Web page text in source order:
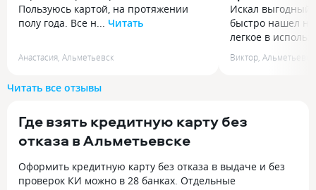
Пользуюсь картой, на протяжении
полу года. Все н... Читать
полу года. Все нравится. Удобно что
карты
Анастасия Альметьевск
Искал выгодный
быстро нашел
легкое в
быстро нашел
Виктор Альметьевск
Читать все отзывы
Где взять кредитную карту без
отказа в Альметьевске
Оформить кредитную карту без отказа в выдаче и без
проверок КИ можно в 28 банках. Отдельные